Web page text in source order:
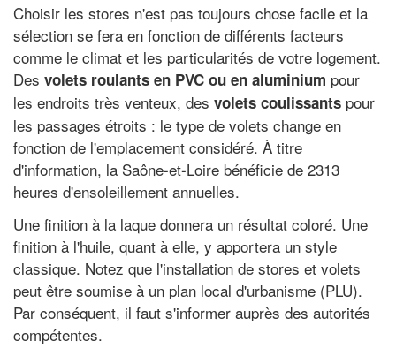
Choisir les stores n'est pas toujours chose facile et la
sélection se fera en fonction de différents facteurs
comme le climat et les particularités de votre logement.
Des volets roulants en PVC ou en aluminium pour
les endroits très venteux, des volets coulissants pour
les passages étroits : le type de volets change en
fonction de l'emplacement considéré. À titre
d'information, la Saône-et-Loire bénéficie de 2313
heures d'ensoleillement annuelles.
Une finition à la laque donnera un résultat coloré. Une
finition à l'huile, quant à elle, y apportera un style
classique. Notez que l'installation de stores et volets
peut être soumise à un plan local d'urbanisme (PLU).
Par conséquent, il faut s'informer auprès des autorités
compétentes.